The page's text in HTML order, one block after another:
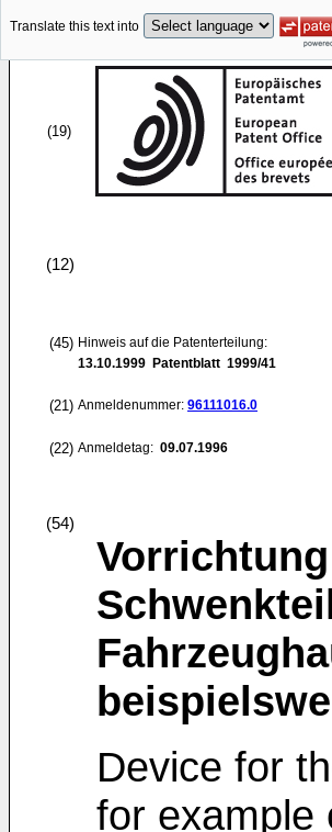
Translate this text into
(19)
(12)
(45) Hinweis auf die Patenterteilung:
13.10.1999 Patentblatt 1999/41
(21) Anmeldenummer: 96111016.0
(22) Anmeldetag: 09.07.1996
(54)
Device for
for example